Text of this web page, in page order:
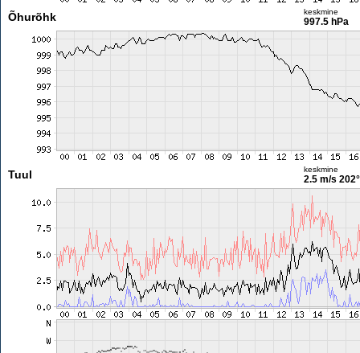
Õhurõhk keskmine
997.5 hPa
Tuul keskmine
2.5 m/s 202°